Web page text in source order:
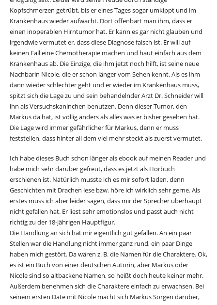
Kopfschmerzen getrübt, bis er eines Tages sogar umkippt und im
Krankenhaus wieder aufwacht. Dort offenbart man ihm, dass er
einen inoperablen Hirntumor hat. Er kann es gar nicht glauben und
irgendwie vermutet er, dass diese Diagnose falsch ist. Er will auf
keinen Fall eine Chemotherapie machen und haut einfach aus dem
Krankenhaus ab. Die Einzige, die ihm jetzt noch hilft, ist seine neue
Nachbarin Nicole, die er schon länger vom Sehen kennt. Als es ihm
dann wieder schlechter geht und er wieder im Krankenhaus muss,
spitzt sich die Lage zu und sein behandelnder Arzt Dr. Schneider will
ihn als Versuchskaninchen benutzen. Denn dieser Tumor, den
Markus da hat, ist völlig anders als alles was er bisher gesehen hat.
Die Lage wird immer gefährlicher für Markus, denn er muss
feststellen, dass hinter all dem viel mehr steckt als zuerst vermutet.
Ich habe dieses Buch schon länger als ebook auf meinen Reader und
habe mich sehr darüber gefreut, dass es jetzt als Hörbuch
erschienen ist. Natürlich musste ich es mir sofort laden, denn
Geschichten mit Drachen lese bzw. höre ich wirklich sehr gerne. Als
erstes muss ich aber leider sagen, dass mir der Sprecher überhaupt
nicht gefallen hat. Er liest sehr emotionslos und passt auch nicht
richtig zu der 18-jährigen Hauptfigur.
Die Handlung an sich hat mir eigentlich gut gefallen. An ein paar
Stellen war die Handlung nicht immer ganz rund, ein paar Dinge
haben mich gestört. Da wären z. B. die Namen für die Charaktere. Ok,
es ist ein Buch von einer deutschen Autorin, aber Markus oder
Nicole sind so altbackene Namen, so heißt doch heute keiner mehr.
Außerdem benehmen sich die Charaktere einfach zu erwachsen. Bei
seinem ersten Date mit Nicole macht sich Markus Sorgen darüber,